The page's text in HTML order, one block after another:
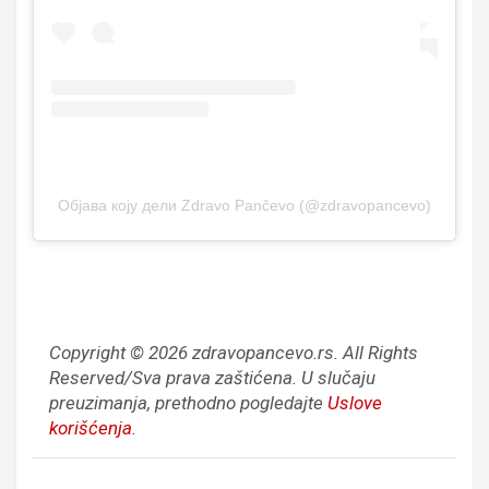
Објава коју дели Zdravo Pančevo (@zdravopancevo)
Copyright © 2026 zdravopancevo.rs. All Rights
Reserved/Sva prava zaštićena. U slučaju
preuzimanja, prethodno pogledajte Uslove
korišćenja.